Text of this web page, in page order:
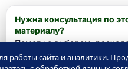
работы сайта и аналитики.
Нужна консультация по
материалу?
Помогу с выбором,
расчётом — спросите.